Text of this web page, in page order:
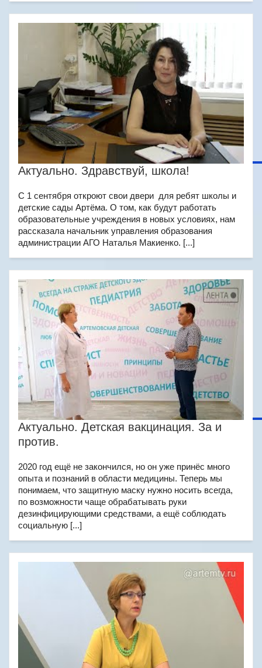
Актуально. Здравствуй, школа!
С 1 сентября откроют свои двери для ребят школы и
детские сады Артёма. О том, как будут работать
образовательные учреждения в новых условиях, нам
рассказала начальник управления образования
администрации АГО Наталья Макиенко. [...]
Актуально. Детская вакцинация. За и
против.
2020 год ещё не закончился, но он уже принёс много
опыта и познаний в области медицины. Теперь мы
понимаем, что защитную маску нужно носить всегда,
по возможности чаще обрабатывать руки
дезинфицирующими средствами, а ещё соблюдать
социальную [...]